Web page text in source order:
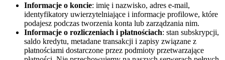
Informacje o koncie: imię i nazwisko, adres e-mail,
identyfikatory uwierzytelniające i informacje profilowe, które
podajesz podczas tworzenia konta lub zarządzania nim.
Informacje o rozliczeniach i płatnościach: stan subskrypcji,
saldo kredytu, metadane transakcji i zapisy związane z
płatnościami dostarczone przez podmioty przetwarzające